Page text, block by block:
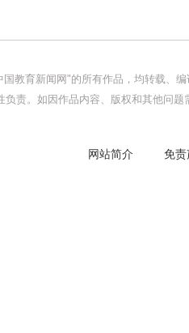
国教育新闻网"的所有作品，均转载、
负责。如因作品内容、版权和其他问
网站简介 免责